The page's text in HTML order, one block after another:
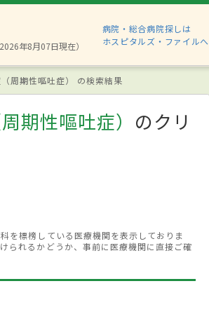
年8月07日現在）
病院・総合病院探しは
ホスピタルズ・ファイルへ
周期性嘔吐症） の検索結果
期性嘔吐症） のクリ
を標榜している医療機関を表示しておりま
られるかどうか、事前に医療機関に直接ご確